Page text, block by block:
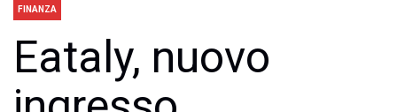
FINANZA
Eataly, nuovo